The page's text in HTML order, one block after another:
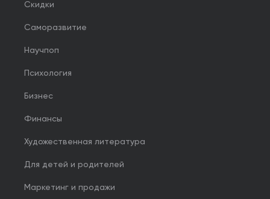
Скидки
Саморазвитие
Научпоп
Психология
Бизнес
Финансы
Художественная литература
Для детей и родителей
Маркетинг и продажи